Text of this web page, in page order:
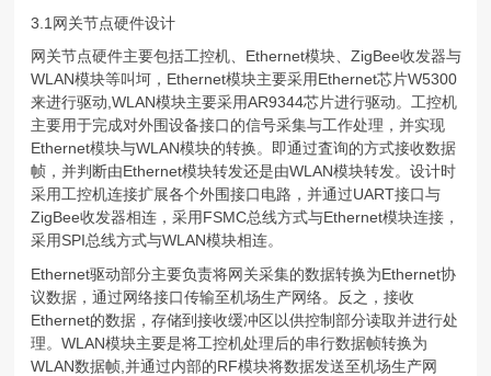
3.1网关节点硬件设计
网关节点硬件主要包括工控机、Ethernet模块、ZigBee收发器与
WLAN模块等叫坷，Ethernet模块主要采用Ethernet芯片W5300
来进行驱动,WLAN模块主要采用AR9344芯片进行驱动。工控机
主要用于完成对外围设备接口的信号采集与工作处理，并实现
Ethernet模块与WLAN模块的转换。即通过査询的方式接收数据
帧，并判断由Ethernet模块转发还是由WLAN模块转发。设计时
采用工控机连接扩展各个外围接口电路，并通过UART接口与
ZigBee收发器相连，采用FSMC总线方式与Ethernet模块连接，
采用SPI总线方式与WLAN模块相连。
Ethernet驱动部分主要负责将网关采集的数据转换为Ethernet协
议数据，通过网络接口传输至机场生产网络。反之，接收
Ethernet的数据，存储到接收缓冲区以供控制部分读取并进行处
理。WLAN模块主要是将工控机处理后的串行数据帧转换为
WLAN数据帧,并通过内部的RF模块将数据发送至机场生产网